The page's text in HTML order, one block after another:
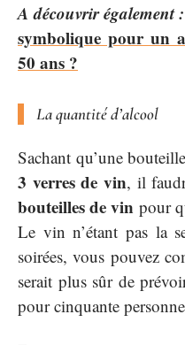
A découvrir également :
symbolique pour un
50 ans ?
La quantité d’alcool
Sachant qu’une
3 verres de vin, il
bouteilles de vin pour
Le vin n’étant pas la
soirées, vous pouvez
serait plus sûr de
pour cinquante